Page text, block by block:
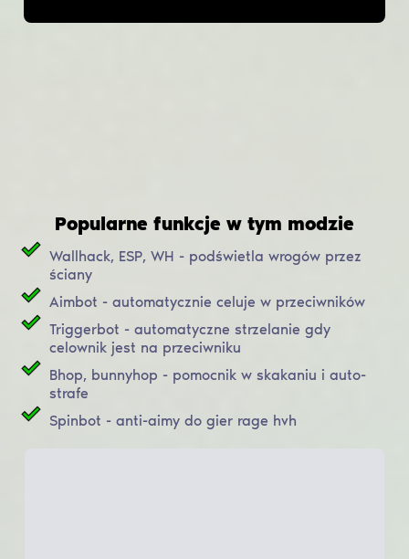
Popularne funkcje w tym modzie
Wallhack, ESP, WH - podświetla wrogów przez
ściany
Aimbot - automatycznie celuje w przeciwników
Triggerbot - automatyczne strzelanie gdy
celownik jest na przeciwniku
Bhop, bunnyhop - pomocnik w skakaniu i auto-
strafe
Spinbot - anti-aimy do gier rage hvh